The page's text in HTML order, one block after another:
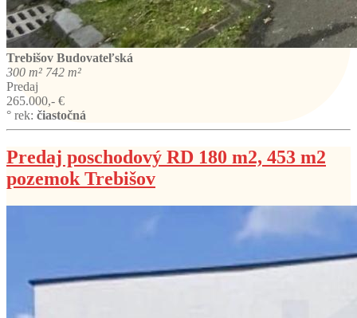
Trebišov Budovateľská
300 m² 742 m²
Predaj
265.000,- €
° rek: čiastočná
Predaj poschodový RD 180 m2, 453 m2
pozemok Trebišov